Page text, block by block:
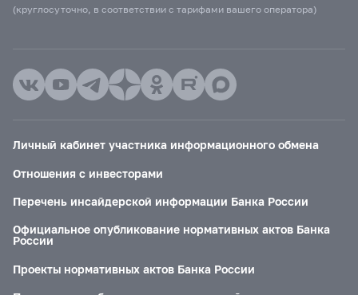
(круглосуточно, в соответствии с тарифами вашего оператора)
Личный кабинет участника информационного обмена
Отношения с инвесторами
Перечень инсайдерской информации Банка России
Официальное опубликование нормативных актов Банка
России
Проекты нормативных актов Банка России